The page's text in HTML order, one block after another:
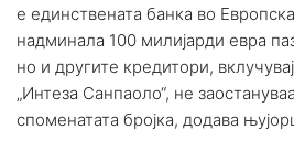
е единствената банка во
надминала 100 милијарди евра
но и другите кредитори,
„Интеза Санпаоло“, не
споменатата бројка, додава